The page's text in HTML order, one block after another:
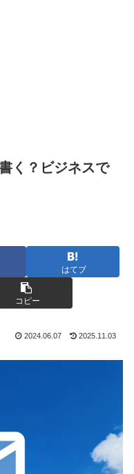
く？ビジネスで
はてブ
コピー
2024.06.07 2025.11.03